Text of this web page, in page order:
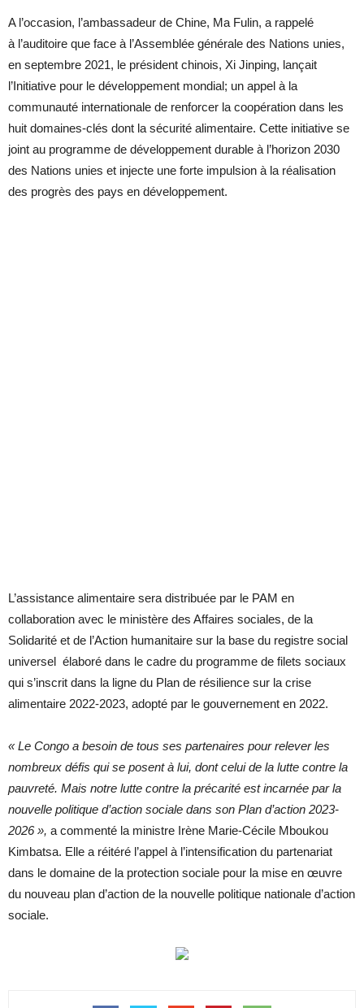
A l’occasion, l’ambassadeur de Chine, Ma Fulin, a rappelé
à l’auditoire que face à l’Assemblée générale des Nations unies,
en septembre 2021, le président chinois, Xi Jinping, lançait
l’Initiative pour le développement mondial; un appel à la
communauté internationale de renforcer la coopération dans les
huit domaines-clés dont la sécurité alimentaire. Cette initiative se
joint au programme de développement durable à l’horizon 2030
des Nations unies et injecte une forte impulsion à la réalisation
des progrès des pays en développement.
L’assistance alimentaire sera distribuée par le PAM en
collaboration avec le ministère des Affaires sociales, de la
Solidarité et de l’Action humanitaire sur la base du registre social
universel élaboré dans le cadre du programme de filets sociaux
qui s’inscrit dans la ligne du Plan de résilience sur la crise
alimentaire 2022-2023, adopté par le gouvernement en 2022.
« Le Congo a besoin de tous ses partenaires pour relever les
nombreux défis qui se posent à lui, dont celui de la lutte contre la
pauvreté. Mais notre lutte contre la précarité est incarnée par la
nouvelle politique d’action sociale dans son Plan d’action 2023-
2026 », a commenté la ministre Irène Marie-Cécile Mboukou
Kimbatsa. Elle a réitéré l’appel à l’intensification du partenariat
dans le domaine de la protection sociale pour la mise en œuvre
du nouveau plan d’action de la nouvelle politique nationale d’action
sociale.